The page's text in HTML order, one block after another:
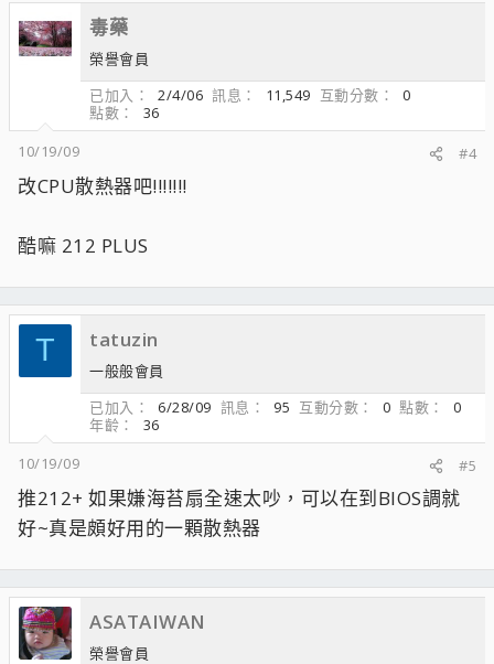
毒藥
榮譽會員
已加入
2/4/06 訊息 11,549 互動分數
0
點數
36
10/19/09
#4
改CPU散熱器吧!!!!!!!
酷嘛 212 PLUS
T tatuzin
一般般會員
已加入
6/28/09 訊息 95 互動分數 0 點數
0
年齡
36
10/19/09
#5
推212+ 如果嫌海苔扇全速太吵，可以在到BIOS調就
好~真是頗好用的一顆散熱器
ASATAIWAN
榮譽會員